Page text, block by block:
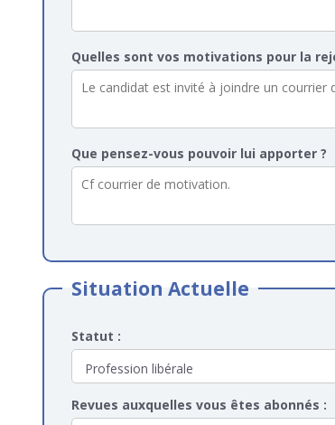
Quelles sont vos motivations pour la
Que pensez-vous pouvoir lui apporter ?
Situation Actuelle
Statut :
Revues auxquelles vous êtes abonnés :